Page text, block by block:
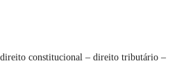
constitucional – direito tributário –